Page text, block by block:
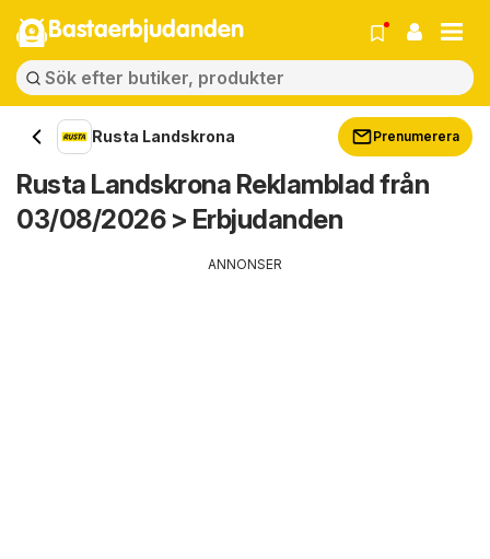
Bastaerbjudanden
Rusta Landskrona Prenumerera
Rusta Landskrona Reklamblad från
03/08/2026 > Erbjudanden
ANNONSER